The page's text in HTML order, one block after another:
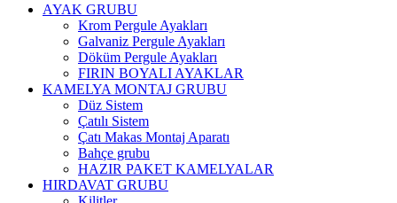
AYAK GRUBU
Krom Pergule Ayakları
Galvaniz Pergule Ayakları
Döküm Pergule Ayakları
FIRIN BOYALI AYAKLAR
KAMELYA MONTAJ GRUBU
Düz Sistem
Çatılı Sistem
Çatı Makas Montaj Aparatı
Bahçe grubu
HAZIR PAKET KAMELYALAR
HIRDAVAT GRUBU